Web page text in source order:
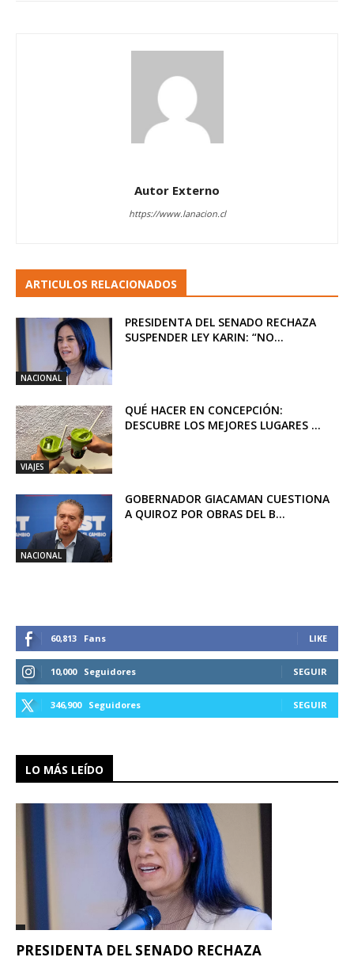
Autor Externo
https://www.lanacion.cl
ARTICULOS RELACIONADOS
NACIONAL
PRESIDENTA DEL SENADO RECHAZA
SUSPENDER LEY KARIN: “NO...
VIAJES
QUÉ HACER EN CONCEPCIÓN:
DESCUBRE LOS MEJORES LUGARES ...
NACIONAL
GOBERNADOR GIACAMAN CUESTIONA
A QUIROZ POR OBRAS DEL B...
60,813 Fans LIKE
10,000 Seguidores SEGUIR
346,900 Seguidores SEGUIR
LO MÁS LEÍDO
PRESIDENTA DEL SENADO RECHAZA